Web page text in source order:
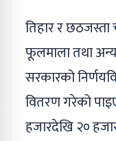
तिहार र छठजस्ता
फूलमाला तथा अन्य
सरकारको
वितरण गरेको
हजारदेखि २०